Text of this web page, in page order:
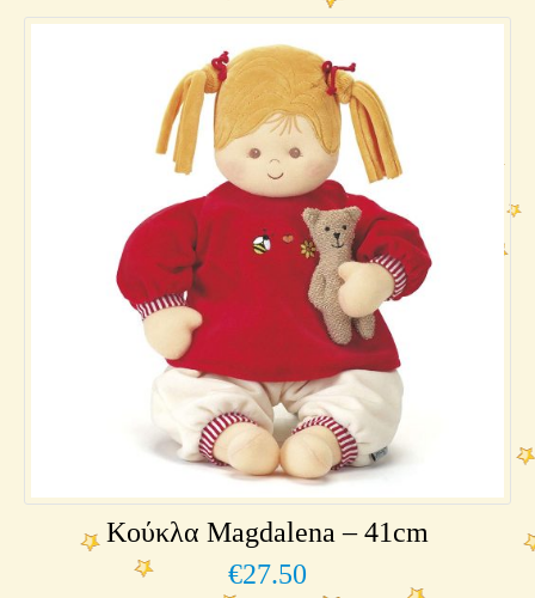
Κούκλα Magdalena – 41cm
€27.50